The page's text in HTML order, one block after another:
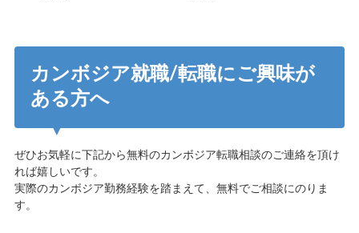
カンボジア就職/転職にご興味が
ある方へ
ぜひお気軽に下記から無料のカンボジア転職相談のご連絡を頂け
れば嬉しいです。
実際のカンボジア勤務経験を踏まえて、無料でご相談にのりま
す。